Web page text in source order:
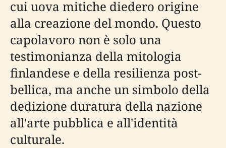
cui uova mitiche diedero origine
alla creazione del mondo. Questo
capolavoro non è solo una
testimonianza della mitologia
finlandese e della resilienza post-
bellica, ma anche un simbolo della
dedizione duratura della nazione
all'arte pubblica e all'identità
culturale.